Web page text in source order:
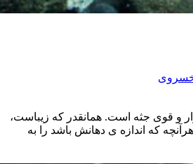
خسروی
و قوی جثه است. همانقدر که زیباست،
که اندازه ی دهانش باشد را به